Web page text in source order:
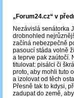
„Forum24.cz“ v
Nezávislá senátorka
drobnohled
začíná nebezpečně
pasoucí stáda volně
a teprve pak zaútočí.
titulovat: pisálci či
proto, aby mohli tuto
a izolovat od těch
Přesně tak to kdysi,
zadupat do země,